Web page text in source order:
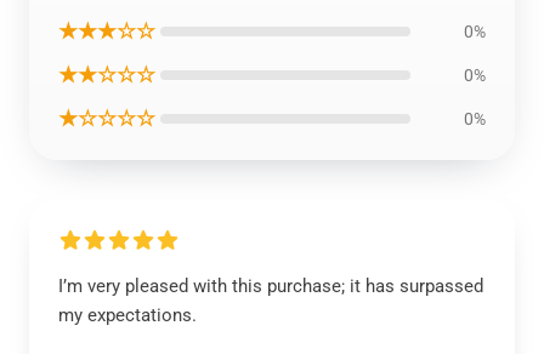
★★★☆☆ 0%
★★☆☆☆ 0%
★☆☆☆☆ 0%
I’m very pleased with this purchase; it has surpassed
my expectations.